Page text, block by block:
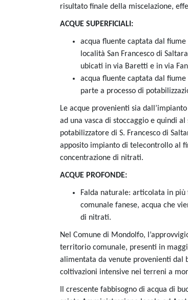
risultato finale della miscelazione,
ACQUE SUPERFICIALI:
acqua fluente captata dal
località San Francesco di
ubicati in via Baretti e in via
acqua fluente captata dal
parte a processo di
Le acque provenienti sia
ad una vasca di stoccaggio e quindi
potabilizzatore di S. Francesco di
apposito impianto di telecontrollo al
concentrazione di nitrati.
ACQUE PROFONDE:
Falda naturale: articolata in
comunale fanese, acqua che
di nitrati.
Nel Comune di Mondolfo,
territorio comunale, presenti in
alimentata da venute provenienti dal
coltivazioni intensive nei terreni a
Il crescente fabbisogno di acqua di